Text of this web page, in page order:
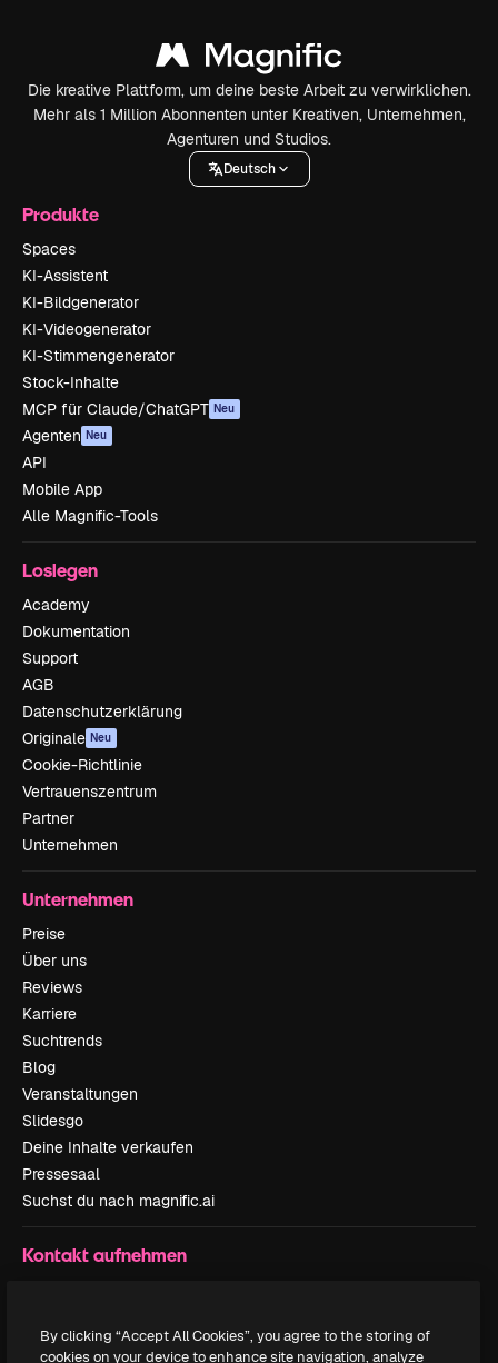
Die kreative Plattform, um deine beste Arbeit zu verwirklichen.
Mehr als 1 Million Abonnenten unter Kreativen, Unternehmen,
Agenturen und Studios.
Deutsch
Produkte
Spaces
KI-Assistent
KI-Bildgenerator
KI-Videogenerator
KI-Stimmengenerator
Stock-Inhalte
MCP für Claude/ChatGPT Neu
Agenten Neu
API
Mobile App
Alle Magnific-Tools
Loslegen
Academy
Dokumentation
Support
AGB
Datenschutzerklärung
Originale Neu
Cookie-Richtlinie
Vertrauenszentrum
Partner
Unternehmen
Unternehmen
Preise
Über uns
Reviews
Karriere
Suchtrends
Blog
Veranstaltungen
Slidesgo
Deine Inhalte verkaufen
Pressesaal
Suchst du nach magnific.ai
Kontakt aufnehmen
YouTube
By clicking “Accept All Cookies”, you agree to the storing of
cookies on your device to enhance site navigation, analyze